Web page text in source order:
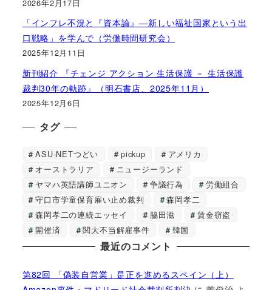
2026年2月17日
「インフレ不況と『資本論』―新しい福祉国家という出
口戦略」を学んで（労働時間研究会）
2025年12月11日
新刊紹介 『チェンジ アクション 生活保護 － 生活保護
裁判30年の軌跡』（明石書店、2025年11月）
2025年12月6日
タグ
ASU-NETつどい pickup
アメリカ
オーストラリア
ニュージーランド
ヤマハ英語講師ユニオン
争議行為
労働組合
守口市学童保育雇い止め裁判
森岡孝二
森岡孝二の連続エッセイ
脇田滋
賃金窃盗
開催済
関大不当解雇事件 韓国
最近のコメント
第82回 「偽装自営業」是正を進めるスペイン（上）